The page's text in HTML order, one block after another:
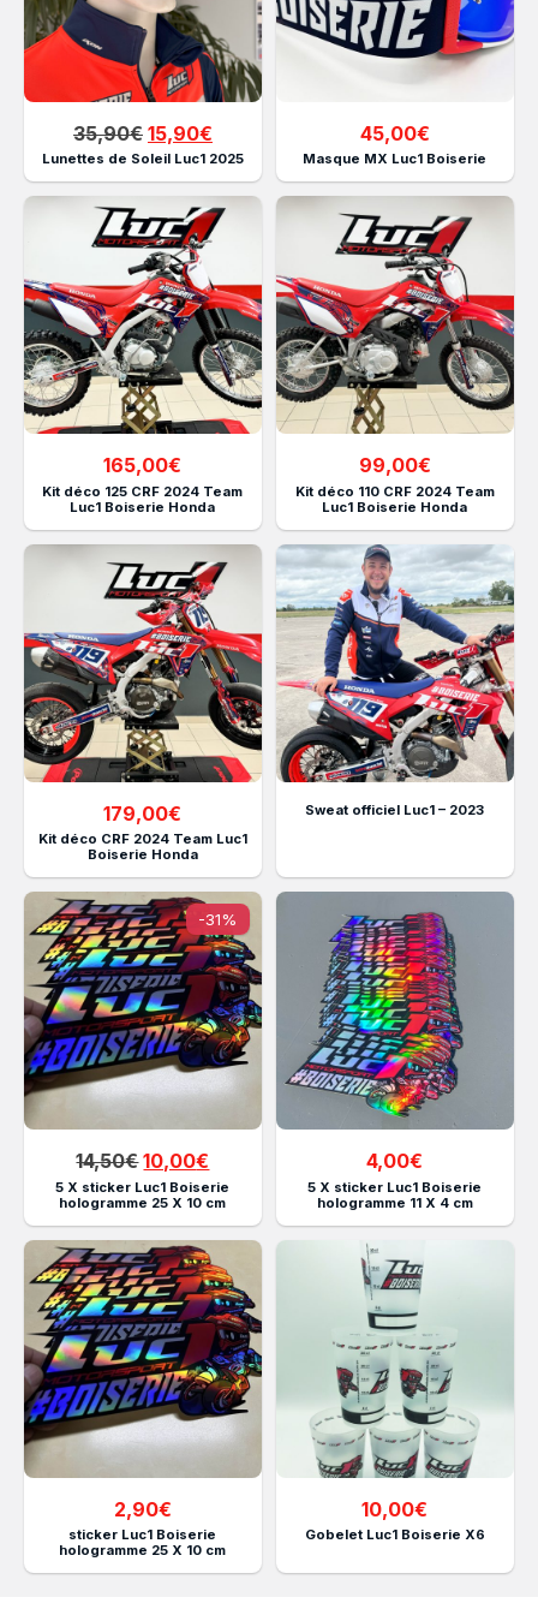
35,90€ Le
prix
initial
était :
35,90€.
15,90€Le
prix
actuel
est :
15,90€.
Lunettes de Soleil Luc1 2025
45,00€
Masque MX Luc1 Boiserie
165,00€
Kit déco 125 CRF 2024 Team
Luc1 Boiserie Honda
99,00€
Kit déco 110 CRF 2024 Team
Luc1 Boiserie Honda
179,00€
Kit déco CRF 2024 Team Luc1
Boiserie Honda
Sweat officiel Luc1 – 2023
-31%
14,50€Le
prix
initial
était :
14,50€.
10,00€
prix
actuel
est :
10,00€.
5 X sticker Luc1 Boiserie
hologramme 25 X 10 cm
4,00€
5 X sticker Luc1 Boiserie
hologramme 11 X 4 cm
2,90€
sticker Luc1 Boiserie
hologramme 25 X 10 cm
10,00€
Gobelet Luc1 Boiserie X6